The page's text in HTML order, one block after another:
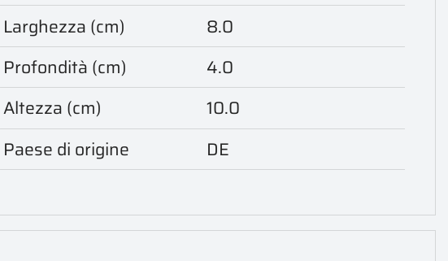
Larghezza (cm)
8.0
Profondità (cm)
4.0
Altezza (cm)
10.0
Paese di origine
DE